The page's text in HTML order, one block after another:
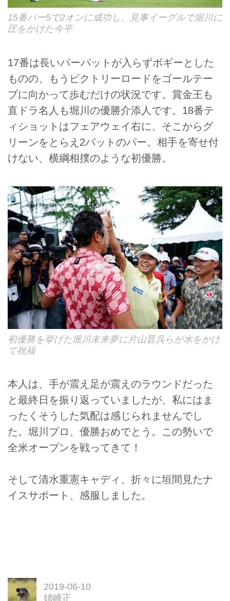
15番パー5で2オンに成功し、見事イーグルで堀川に
圧をかけた今平
17番は長いパーパットが入らずボギーとした
ものの、もうビクトリーロードをゴールテー
プに向かって歩むだけの状況です。賞金王も
直ドラ名人も堀川の優勝介添人です。18番テ
ィショットはフェアウェイ右に、そこからグ
リーンをとらえ2パットのパー。相手を寄せ付
けない、横綱相撲のような初優勝。
初優勝を挙げた堀川未来夢に片山晋呉らが水をかけ
て祝福
本人は、手が震え足が震えのラウンドだった
と最終日を振り返っていましたが、私にはま
ったくそうした気配は感じられませんでし
た。堀川プロ、優勝おめでとう。この勢いで
全米オープンを戦ってきて！
そして清水重憲キャディ、折々に垣間見たナ
イスサポート、感服しました。
2019-06-10
姉崎正